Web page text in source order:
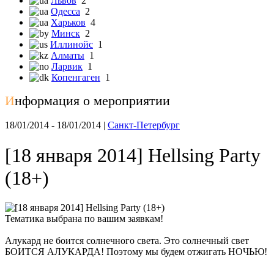
Одесса 2
Харьков 4
Минск 2
Иллинойс 1
Алматы 1
Ларвик 1
Копенгаген 1
Информация о мероприятии
18/01/2014 - 18/01/2014 | Санкт-Петербург
[18 января 2014] Hellsing Party
(18+)
Тематика выбрана по вашим заявкам!
Алукард не боится солнечного света. Это солнечный свет
БОИТСЯ АЛУКАРДА! Поэтому мы будем отжигать НОЧЬЮ!